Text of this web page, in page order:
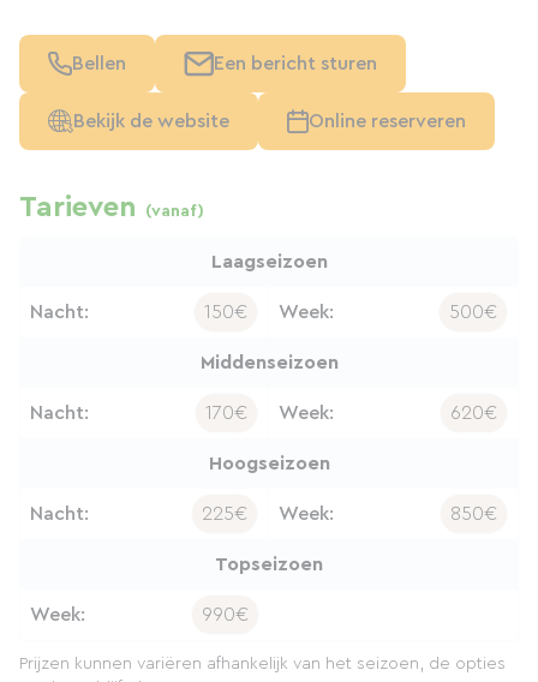
Bellen Een bericht sturen
Bekijk de website Online reserveren
Tarieven (vanaf)
Laagseizoen
Nacht: 150€ Week: 500€
Middenseizoen
Nacht: 170€ Week: 620€
Hoogseizoen
Nacht: 225€ Week: 850€
Topseizoen
Week: 990€
Prijzen kunnen variëren afhankelijk van het seizoen, de opties